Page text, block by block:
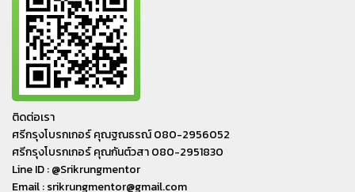
ติดต่อเรา
ศรีกรุงโบรกเกอร์ คุณฐณธรณ์ 080-2956052
ศรีกรุงโบรกเกอร์ คุณกันต์วสา 080-2951830
Line ID : @Srikrungmentor
Email : srikrungmentor@gmail.com